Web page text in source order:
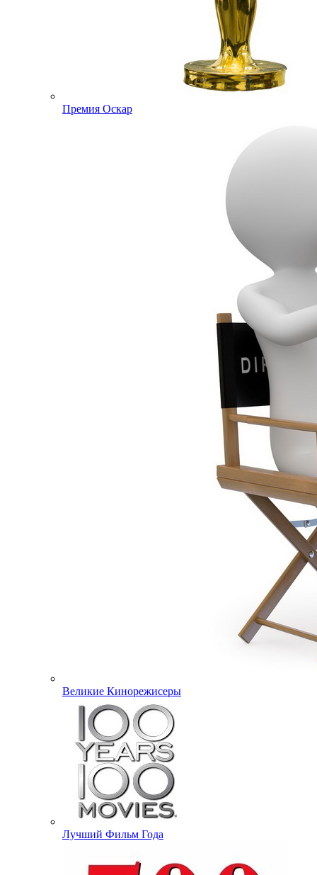
Премия Оскар
Великие Кинорежисеры
Лучший Фильм Года